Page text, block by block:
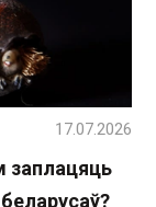
заплацяць
17.07.2026